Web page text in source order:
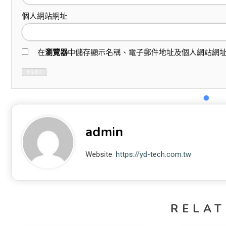
個人網站網址
在瀏覽器中儲存顯示名稱、電子郵件地址及個人網站網
admin
Website: https://yd-tech.com.tw